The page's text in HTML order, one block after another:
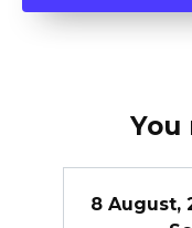
You
8 August,